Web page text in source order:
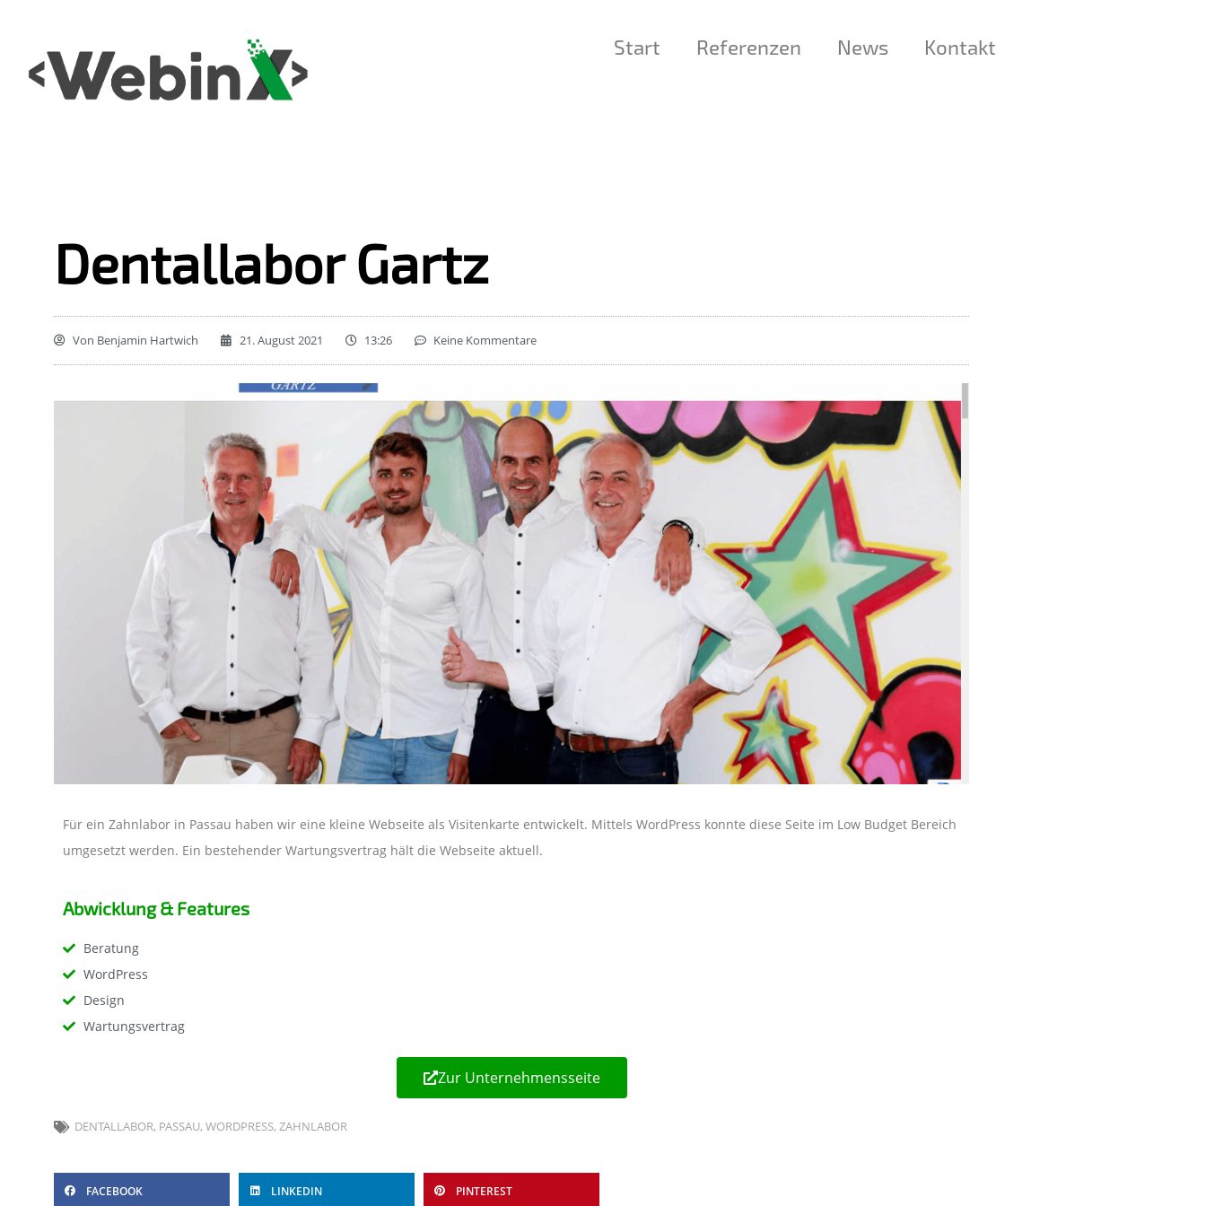
Start Referenzen News Kontakt
Dentallabor Gartz
Von Benjamin Hartwich 21. August 2021 13:26 Keine Kommentare
Für ein Zahnlabor in Passau haben wir eine kleine Webseite als Visitenkarte entwickelt. Mittels WordPress konnte diese Seite im Low Budget Bereich
umgesetzt werden. Ein bestehender Wartungsvertrag hält die Webseite aktuell.
Abwicklung & Features
Beratung
WordPress
Design
Wartungsvertrag
Zur Unternehmensseite
DENTALLABOR, PASSAU, WORDPRESS, ZAHNLABOR
FACEBOOK LINKEDIN PINTEREST